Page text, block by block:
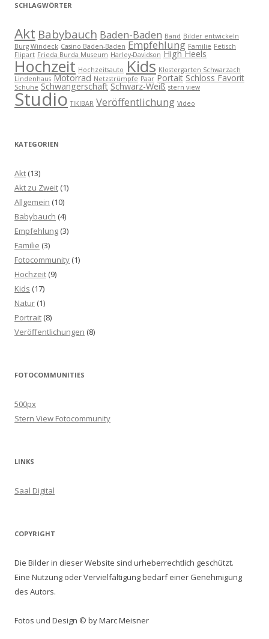
SCHLAGWÖRTER
Akt Babybauch Baden-Baden Band Bilder entwickeln
Burg Windeck Casino Baden-Baden Empfehlung Familie Fetisch
Flipart Frieda Burda Museum Harley-Davidson High Heels
Hochzeit Hochzeitsauto Kids Klostergarten Schwarzach
Lindenhaus Motorrad Netzstrümpfe Paar Portait Schloss Favorit
Schuhe Schwangerschaft Schwarz-Weiß stern view
Studio TIKIBAR Veröffentlichung Video
KATEGORIEN
Akt (13)
Akt zu Zweit (1)
Allgemein (10)
Babybauch (4)
Empfehlung (3)
Familie (3)
Fotocommunity (1)
Hochzeit (9)
Kids (17)
Natur (1)
Portrait (8)
Veröffentlichungen (8)
FOTOCOMMUNITIES
500px
Stern View Fotocommunity
LINKS
Saal Digital
COPYRIGHT
Die Bilder in dieser Website sind urheberrechtlich geschützt.
Eine Nutzung oder Vervielfältigung bedarf einer Genehmigung
des Autors.
Fotos und Design © by Marc Meisner